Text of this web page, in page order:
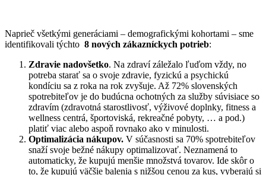
Naprieč všetkými generáciami – demografickými kohortami – sme
identifikovali týchto 8 nových zákazníckych potrieb:
Zdravie nadovšetko. Na zdraví záležalo ľuďom vždy, no
potreba starať sa o svoje zdravie, fyzickú a psychickú
kondíciu sa z roka na rok zvyšuje. Až 72% slovenských
spotrebiteľov je do budúcna ochotných za služby súvisiace so
zdravím (zdravotná starostlivosť, výživové doplnky, fitness a
wellness centrá, športoviská, rekreačné pobyty, … a pod.)
platiť viac alebo aspoň rovnako ako v minulosti.
Optimalizácia nákupov. V súčasnosti sa 70% spotrebiteľov
snaží svoje bežné nákupy optimalizovať. Neznamená to
automaticky, že kupujú menšie množstvá tovarov. Ide skôr o
to, že kupujú väčšie balenia s nižšou cenou za kus, vyberajú si